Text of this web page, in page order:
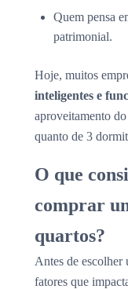
Quem pensa
patrimonial.
Hoje, muitos
inteligentes e
aproveitamento
quanto de 3
O que
comprar
quartos?
Antes de
fatores que